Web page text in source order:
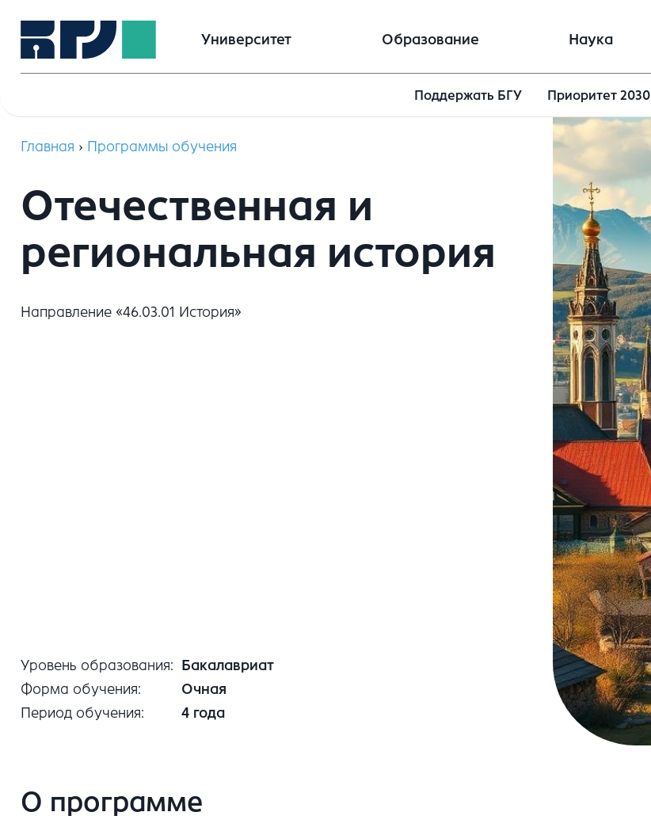
Университет Образование Наука
Поддержать БГУ Приоритет 2030
Главная › Программы обучения
Отечественная и
региональная история
Направление «46.03.01 История»
Уровень образования
Бакалавриат
Форма обучения
Очная
Период обучения
4 года
О программе